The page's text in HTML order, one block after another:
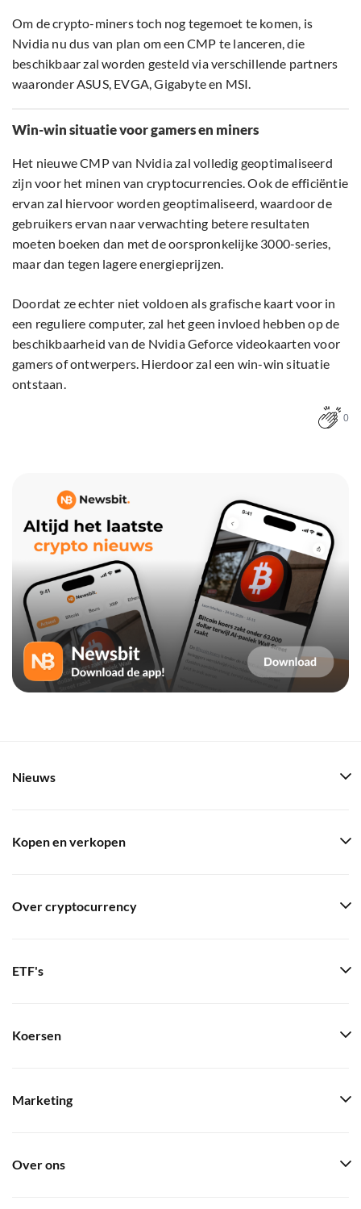
Om de crypto-miners toch nog tegemoet te komen, is
Nvidia nu dus van plan om een CMP te lanceren, die
beschikbaar zal worden gesteld via verschillende partners
waaronder ASUS, EVGA, Gigabyte en MSI.
Win-win situatie voor gamers en miners
Het nieuwe CMP van Nvidia zal volledig geoptimaliseerd
zijn voor het minen van cryptocurrencies. Ook de efficiëntie
ervan zal hiervoor worden geoptimaliseerd, waardoor de
gebruikers ervan naar verwachting betere resultaten
moeten boeken dan met de oorspronkelijke 3000-series,
maar dan tegen lagere energieprijzen.
Doordat ze echter niet voldoen als grafische kaart voor in
een reguliere computer, zal het geen invloed hebben op de
beschikbaarheid van de Nvidia Geforce videokaarten voor
gamers of ontwerpers. Hierdoor zal een win-win situatie
ontstaan.
0
Nieuws
Kopen en verkopen
Over cryptocurrency
ETF's
Koersen
Marketing
Over ons